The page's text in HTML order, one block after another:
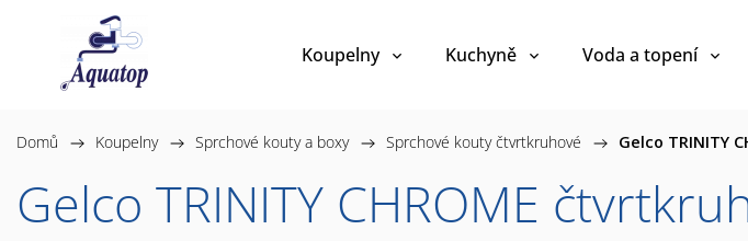
Koupelny Kuchyně Voda a topení
Domů / Koupelny / Sprchové kouty a boxy / Sprchové kouty čtvrtkruhové / Gelco TRINITY
Gelco TRINITY CHROME